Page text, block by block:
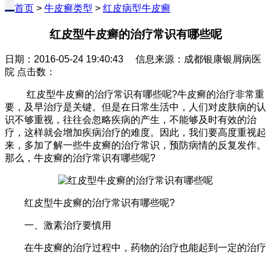
首页 > 牛皮癣类型 > 红皮病型牛皮癣
红皮型牛皮癣的治疗常识有哪些呢
日期：2016-05-24 19:40:43 信息来源：成都银康银屑病医
院 点击数：
红皮型牛皮癣的治疗常识有哪些呢?牛皮癣的治疗非常重
要，及早治疗是关键。但是在日常生活中，人们对皮肤病的认
识不够重视，往往会忽略疾病的产生，不能够及时有效的治
疗，这样就会增加疾病治疗的难度。因此，我们要高度重视起
来，多加了解一些牛皮癣的治疗常识，预防病情的反复发作。
那么，牛皮癣的治疗常识有哪些呢?
红皮型牛皮癣的治疗常识有哪些呢?
一、激素治疗要慎用
在牛皮癣的治疗过程中，药物的治疗也能起到一定的治疗